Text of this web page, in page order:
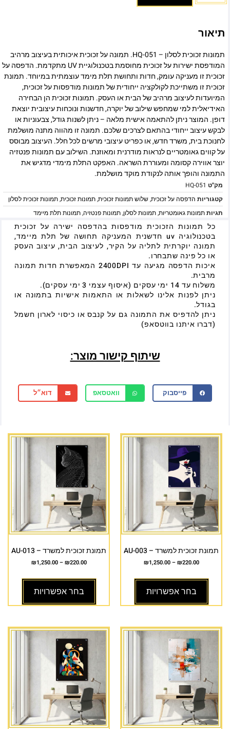
תיאור
תמונות זכוכית לסלון – HQ-051. תמונה על זכוכית איכותית בעיצוב מרהיב
המודפסת ישירות על זכוכית מחוסמת בטכנולוגיית UV מתקדמת. הדפסה על
זכוכית זו מעניקה עומק, חדות ותחושת תלת מימד עוצמתית במיוחד. תמונת
זכוכית זו משתייכת לקולקציה ייחודית של תמונות מודפסות על זכוכית,
המיועדות לעיצוב מרהיב של הבית או העסק. תמונות זכוכית הן הבחירה
האידיאלית למי שמחפש שילוב של יוקרה, חדשנות ונוכחות עיצובית יוצאת
דופן. המוצר ניתן להתאמה אישית מלאה – ניתן לשנות גודל, צבעוניות או
לבקש עיצוב ייחודי בהתאם לצרכים שלכם. תמונה זו מהווה מתנה מושלמת
לחנוכת בית, משרד חדש, או כפריט עיצובי מרשים לכל חלל. העיצוב מבוסס
על קווים גאומטריים לנראות מודרנית ומאוזנת. השילוב עם תמונות פנטזיה
יוצר אווירה קסומה ומעוררת השראה. האפקט התלת מימדי מדגיש את
התמונה והופך אותה לנקודת מוקד מושלמת.
מק"ט HQ-051
קטגוריות הדפסה על זכוכית,שלוש תמונות זכוכית,תמונות זכוכית,תמונות זכוכית לסלון
תגיותתמונות גאומטריות,תמונות לסלון,תמונות פנטזיה,תמונות תלת מיימד
כל תמונות הזכוכית מודפסות בהדפסה ישירה על זכוכית
בטכנולוגיה uv חדשנית המעניקה תחושה של תלת מיימד,
תמונה יוקרתית לתליה על הקיר, לעיצוב הבית, עיצוב העסק
או כל פינה שתבחרו.
איכות הדפסה מגיעה עד 2400DPI המאפשרת חדות תמונה
מרבית.
משלוח עד 14 ימי עסקים (איסוף עצמי 3 ימי עסקים).
ניתן לפנות אלינו לשאלות או התאמות אישיות בתמונה או
בגודל.
ניתן להדפיס את התמונה גם על קנבס או כיסוי לארון חשמל
(דברו איתנו בווטסאפ)
שיתוף קישור מוצר:
פייסבוק וואטסאפ דוא״ל
תמונת זכוכית למשרד – AU-003
₪220.00
–
₪1,250.00
בחר אפשרויות
תמונת זכוכית למשרד – AU-013
₪220.00
–
₪1,250.00
בחר אפשרויות